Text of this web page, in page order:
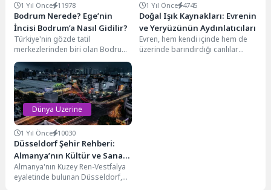
1 Yıl Önce 11978
Bodrum Nerede? Ege’nin
İncisi Bodrum’a Nasıl Gidilir?
Türkiye'nin gözde tatil
merkezlerinden biri olan Bodrum,
doğal güzellikleri, tarihi dokusu ve
hareketli gece hayatıyla...
1 Yıl Önce 4745
Doğal Işık Kaynakları: Evrenin
ve Yeryüzünün Aydınlatıcıları
Evren, hem kendi içinde hem de
üzerinde barındırdığı canlılar
Dünya Üzerine
1 Yıl Önce 10030
Düsseldorf Şehir Rehberi:
Almanya’nın Kültür ve Sanat
Merkezi
Almanya'nın Kuzey Ren-Vestfalya
eyaletinde bulunan Düsseldorf,